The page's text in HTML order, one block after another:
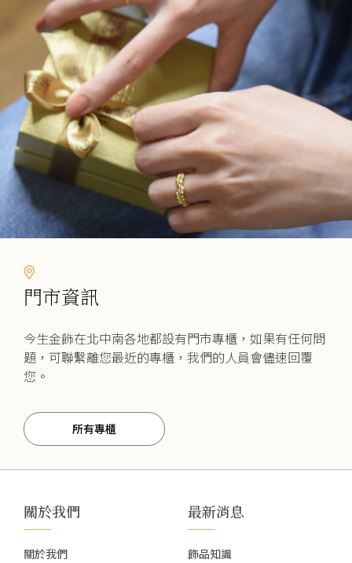
門市資訊
今生金飾在北中南各地都設有門市專櫃，如果有任何問
題，可聯繫離您最近的專櫃，我們的人員會儘速回覆
您。
所有專櫃
關於我們
關於我們
最新消息
飾品知識